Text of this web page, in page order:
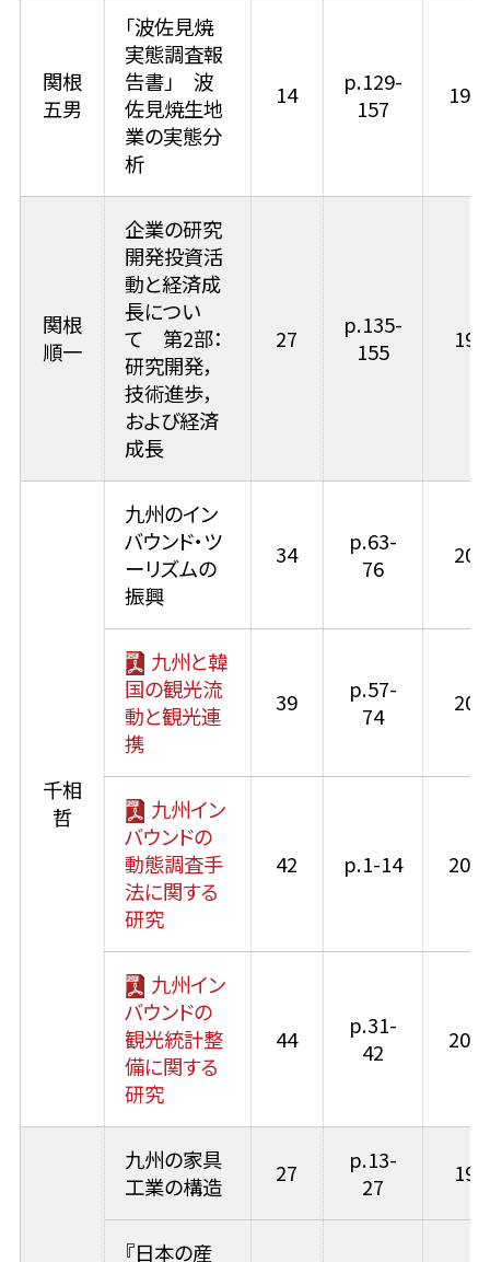
関根
五男
「波佐見焼
実態調査報
告書」 波
佐見焼生地
業の実態分
析
14
p.129-
157
関根
順一
企業の研究
開発投資活
動と経済成
長につい
て 第2部：
研究開発，
技術進歩，
および経済
成長
27
p.135-
155
千相
哲
九州のイン
バウンド・ツ
ーリズムの
振興
34
p.63-
76
九州と韓
国の観光流
動と観光連
携
39
p.57-
74
九州イン
バウンドの
動態調査手
法に関する
研究
42 p.1-14
九州イン
バウンドの
観光統計整
備に関する
研究
44
p.31-
42
九州の家具
工業の構造
27
p.13-
27
『日本の産